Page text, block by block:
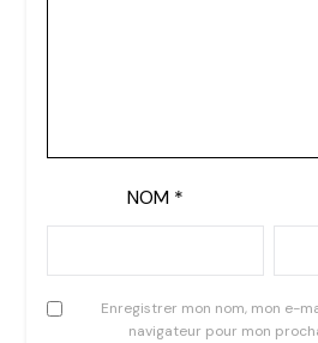
NOM *
Enregistrer mon nom, mon e-
navigateur pour mon